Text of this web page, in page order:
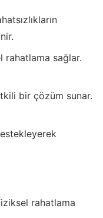
rahatlama sağlar.
bir çözüm sunar.
rahatlama